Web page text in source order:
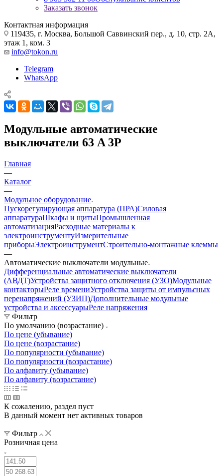
Заказать звонок
Контактная информация
119435, г. Москва, Большой Саввинский пер., д. 10, стр. 2А,
этаж 1, ком. 3
info@tokon.ru
Telegram
WhatsApp
Модульные автоматические
выключатели 63 A 3P
Главная
—
Каталог
—
Модульное оборудование
Пускорегулирующая аппаратура (ПРА)Силовая
аппаратураШкафы и щитыПромышленная
автоматизацияРасходные материалы к
электроинструментуИзмерительные
приборыЭлектроинструментСтроительно-монтажные клеммы
—
Автоматические выключатели модульные
Дифференциальные автоматические выключатели
(АВДТ)Устройства защитного отключения (УЗО)Модульные
контакторыРеле времениУстройства защиты от импульсных
перенапряжений (УЗИП)Дополнительные модульные
устройства и аксессуарыРеле напряжения
Фильтр
По умолчанию (возрастание)
По цене (убывание)
По цене (возрастание)
По популярности (убывание)
По популярности (возрастание)
По алфавиту (убывание)
По алфавиту (возрастание)
К сожалению, раздел пуст
В данный момент нет активных товаров
Фильтр
Розничная цена